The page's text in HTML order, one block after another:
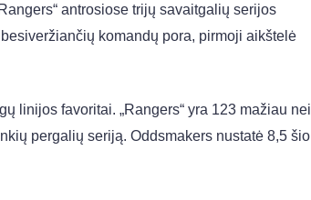
antrosiose trijų savaitgalių serijos
komandų pora, pirmoji aikštelė
linijos favoritai. „Rangers“ yra 123 mažiau nei
pergalių seriją. Oddsmakers nustatė 8,5 šio